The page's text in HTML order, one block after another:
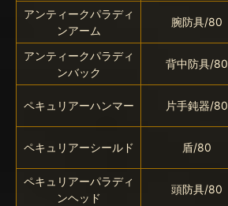
アンティークパラディ
ンアーム
腕防具/80
アンティークパラディ
ンバック
背中防具/80
ペキュリアーハンマー 片手鈍器/80
ペキュリアーシールド 盾/80
ペキュリアーパラディ
ンヘッド
頭防具/80